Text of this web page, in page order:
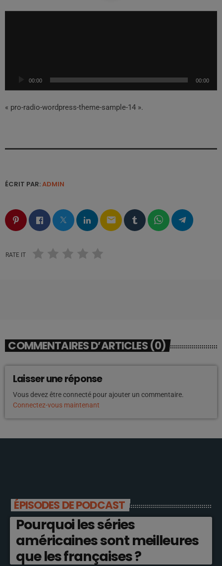
u
00:00 00:00
« pro-radio-wordpress-theme-sample-14 ».
ÉCRIT PAR:ADMIN
email
RATE IT
COMMENTAIRES D’ARTICLES (0)
Laisser une réponse
Vous devez être connecté pour ajouter un commentaire.
Connectez-vous maintenant
ÉPISODES DE PODCAST
Pourquoi les séries
américaines sont meilleures
que les françaises ?